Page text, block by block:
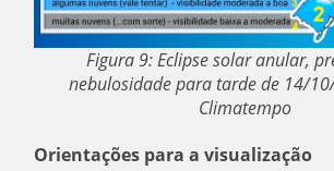
Figura 9: Eclipse solar anular,
nebulosidade para tarde de 14/
Climatempo
Orientações para a visualização